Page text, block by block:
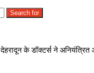
Search for
के डॉक्टर्स ने